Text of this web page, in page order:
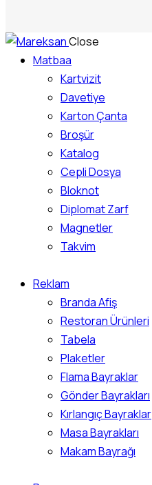
Close
Matbaa
Kartvizit
Davetiye
Karton Çanta
Broşür
Katalog
Cepli Dosya
Bloknot
Diplomat Zarf
Magnetler
Takvim
Reklam
Branda Afiş
Restoran Ürünleri
Tabela
Plaketler
Flama Bayraklar
Gönder Bayrakları
Kırlangıç Bayraklar
Masa Bayrakları
Makam Bayrağı